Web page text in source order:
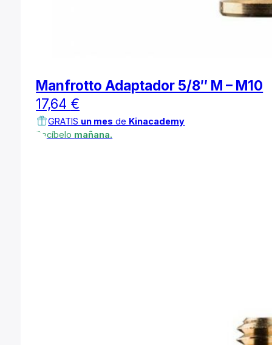
Manfrotto Adaptador 5/8″ M – M10
17,64 €
GRATIS un mes de Kinacademy
Recíbelo mañana.